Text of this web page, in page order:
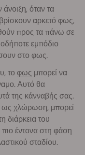
όταν τα
αρκετό φως,
προς τα πάνω σε
εμπόδιο
στο φως.
το φως μπορεί να
Αυτό θα
της κάνναβής σας.
ως χλώρωση, μπορεί
διάρκεια του
πιο έντονα στη φάση
σταδίου.